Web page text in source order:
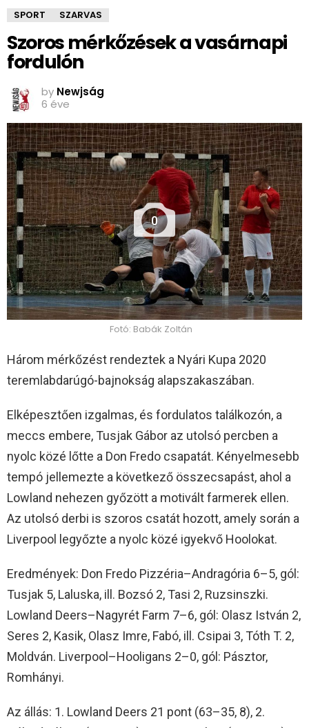
SPORT SZARVAS
Szoros mérkőzések a vasárnapi
fordulón
by Newjság
6 éve
0
Fotó: Babák Zoltán
Három mérkőzést rendeztek a Nyári Kupa 2020
teremlabdarúgó-bajnokság alapszakaszában.
Elképesztően izgalmas, és fordulatos találkozón, a
meccs embere, Tusjak Gábor az utolsó percben a
nyolc közé lőtte a Don Fredo csapatát. Kényelmesebb
tempó jellemezte a következő összecsapást, ahol a
Lowland nehezen győzött a motivált farmerek ellen.
Az utolsó derbi is szoros csatát hozott, amely során a
Liverpool legyőzte a nyolc közé igyekvő Hoolokat.
Eredmények: Don Fredo Pizzéria–Andragória 6–5, gól:
Tusjak 5, Laluska, ill. Bozsó 2, Tasi 2, Ruzsinszki.
Lowland Deers–Nagyrét Farm 7–6, gól: Olasz István 2,
Seres 2, Kasik, Olasz Imre, Fabó, ill. Csipai 3, Tóth T. 2,
Moldván. Liverpool–Hooligans 2–0, gól: Pásztor,
Romhányi.
Az állás: 1. Lowland Deers 21 pont (63–35, 8), 2.